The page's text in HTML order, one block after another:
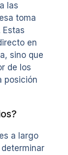
las
toma
en
sino que
de los
posición
a largo